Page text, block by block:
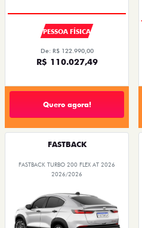
PESSOA FÍSICA
De: R$ 122.990,00
R$ 110.027,49
Quero agora!
FASTBACK
FASTBACK TURBO 200 FLEX AT 2026
2026/2026